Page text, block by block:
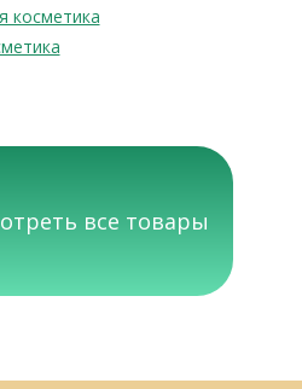
косметика
все товары